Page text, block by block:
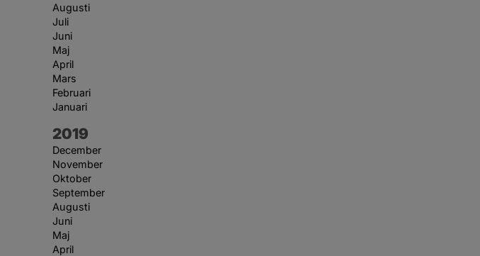
Augusti
Juli
Juni
Maj
April
Mars
Februari
Januari
År:
2019
December
November
Oktober
September
Augusti
Juni
Maj
April